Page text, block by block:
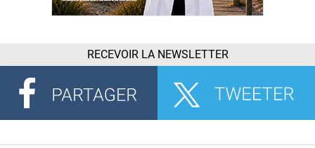
RECEVOIR LA NEWSLETTER